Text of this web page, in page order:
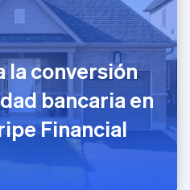
la conversión
bancaria en
Financial